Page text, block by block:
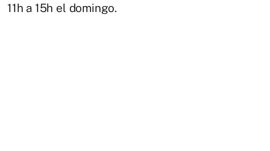
11h a 15h el domingo.